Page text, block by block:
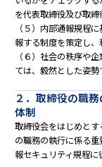
を代表取締役及び取締
（５）内部通報規程
報する制度を策定し、
（６）社会の秩序や
ては、毅然とした姿勢
２．取締役の職
体制
取締役会をはじめと
の職務の執行に係る
報セキュリティ規程に